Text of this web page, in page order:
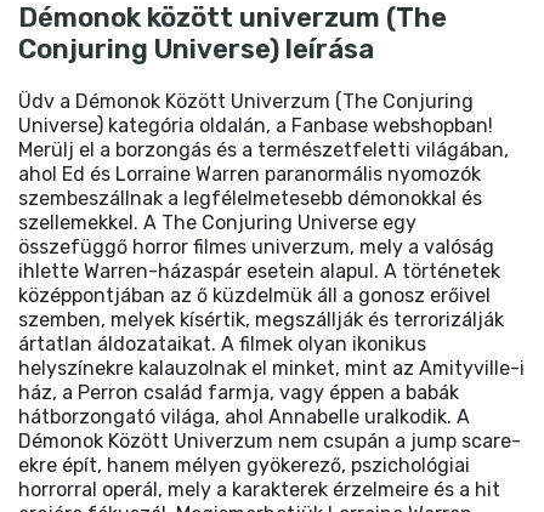
Démonok között univerzum (The
Conjuring Universe) leírása
Üdv a Démonok Között Univerzum (The Conjuring
Universe) kategória oldalán, a Fanbase webshopban!
Merülj el a borzongás és a természetfeletti világában,
ahol Ed és Lorraine Warren paranormális nyomozók
szembeszállnak a legfélelmetesebb démonokkal és
szellemekkel. A The Conjuring Universe egy
összefüggő horror filmes univerzum, mely a valóság
ihlette Warren-házaspár esetein alapul. A történetek
középpontjában az ő küzdelmük áll a gonosz erőivel
szemben, melyek kísértik, megszállják és terrorizálják
ártatlan áldozataikat. A filmek olyan ikonikus
helyszínekre kalauzolnak el minket, mint az Amityville-i
ház, a Perron család farmja, vagy éppen a babák
hátborzongató világa, ahol Annabelle uralkodik. A
Démonok Között Univerzum nem csupán a jump scare-
ekre épít, hanem mélyen gyökerező, pszichológiai
horrorral operál, mely a karakterek érzelmeire és a hit